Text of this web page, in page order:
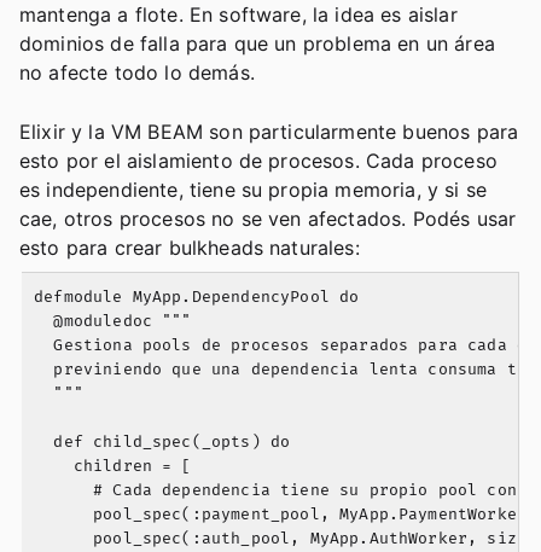
mantenga a flote. En software, la idea es aislar
dominios de falla para que un problema en un área
no afecte todo lo demás.
Elixir y la VM BEAM son particularmente buenos para
esto por el aislamiento de procesos. Cada proceso
es independiente, tiene su propia memoria, y si se
cae, otros procesos no se ven afectados. Podés usar
esto para crear bulkheads naturales:
defmodule MyApp.DependencyPool do
  @moduledoc """
Gestiona pools de procesos separados para cada
previniendo que una dependencia lenta consuma
  """
  def child_spec(_opts) do
    children = [
# Cada dependencia tiene su propio pool con
pool_spec(:payment_pool,
pool_spec(:auth_pool, MyApp.AuthWorker,